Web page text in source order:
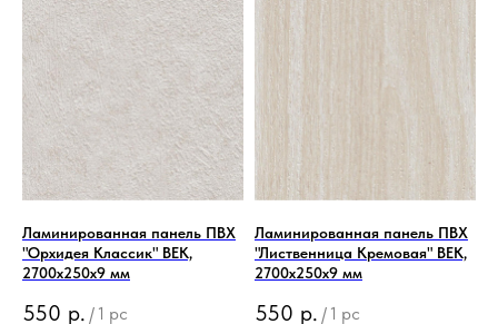
Ламинированная панель ПВХ
"Орхидея Классик" ВЕК,
2700x250x9 мм
550 р. / 1 pc
Ламинированная панель ПВХ
"Лиственница Кремовая" ВЕК,
2700x250x9 мм
550 р. / 1 pc